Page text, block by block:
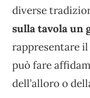
diverse
sulla tavola un
rappresentare
può fare
dell’alloro o